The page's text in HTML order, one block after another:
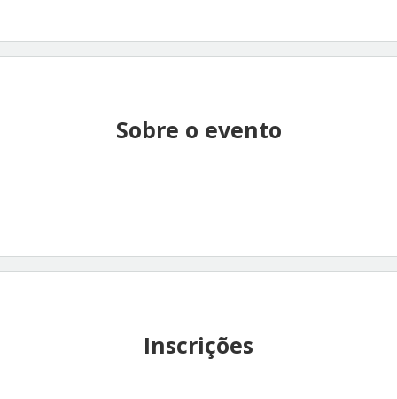
Sobre o evento
Inscrições